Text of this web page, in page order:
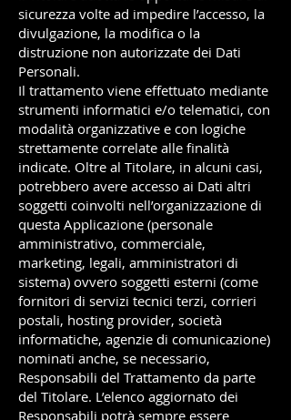
sicurezza volte ad impedire l’accesso, la
divulgazione, la modifica o la
distruzione non autorizzate dei Dati
Personali.
Il trattamento viene effettuato mediante
strumenti informatici e/o telematici, con
modalità organizzative e con logiche
strettamente correlate alle finalità
indicate. Oltre al Titolare, in alcuni casi,
potrebbero avere accesso ai Dati altri
soggetti coinvolti nell’organizzazione di
questa Applicazione (personale
amministrativo, commerciale,
marketing, legali, amministratori di
sistema) ovvero soggetti esterni (come
fornitori di servizi tecnici terzi, corrieri
postali, hosting provider, società
informatiche, agenzie di comunicazione)
nominati anche, se necessario,
Responsabili del Trattamento da parte
del Titolare. L’elenco aggiornato dei
Responsabili potrà sempre essere